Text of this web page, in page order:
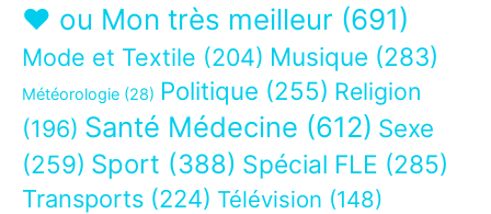
❤ ou Mon très meilleur (691)
Mode et Textile (204) Musique (283)
Météorologie (28) Politique (255) Religion
(196) Santé Médecine (612) Sexe
(259) Sport (388) Spécial FLE (285)
Transports (224) Télévision (148)